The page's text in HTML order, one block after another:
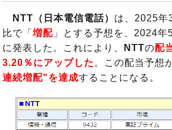
NTT（日本電信電話） は、2025年
比で「増配 」とする予想を、2024
に発表した。これにより、
NTTの配
3.20％ にアップした 。この配当予想
連続増配"を達成することになる。